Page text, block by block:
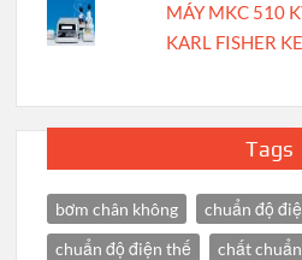
MÁY MKC 510
KARL FISHER
Tags
bơm chân không
chuẩn độ
chuẩn độ điện thế
chất chuẩn